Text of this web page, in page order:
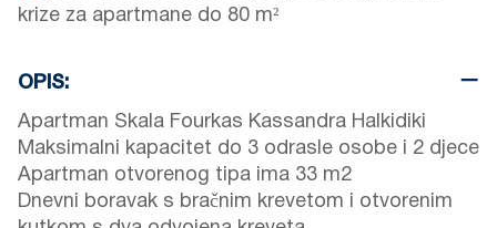
krize za apartmane do 80 m²
OPIS:
Apartman Skala Fourkas Kassandra Halkidiki
Maksimalni kapacitet do 3 odrasle osobe i 2 djece
Apartman otvorenog tipa ima 33 m2
Dnevni boravak s bračnim krevetom i otvorenim